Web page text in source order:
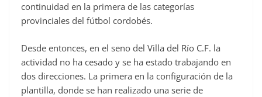
continuidad en la primera de las categorías
provinciales del fútbol cordobés.
Desde entonces, en el seno del Villa del Río C.F. la
actividad no ha cesado y se ha estado trabajando en
dos direcciones. La primera en la configuración de la
plantilla, donde se han realizado una serie de